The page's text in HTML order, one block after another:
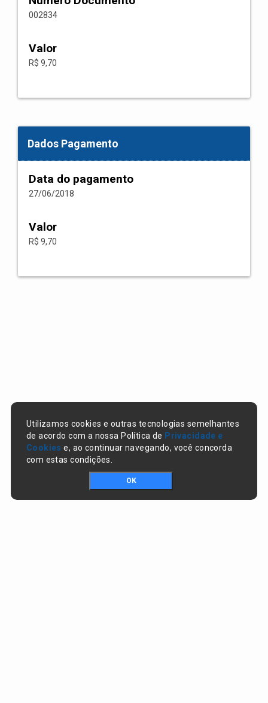
002834
Valor
R$ 9,70
Dados Pagamento
Data do pagamento
27/06/2018
Valor
R$ 9,70
Utilizamos cookies e outras tecnologias semelhantes
de acordo com a nossa Política de Privacidade e
Cookies e, ao continuar navegando, você concorda
com estas condições.
OK